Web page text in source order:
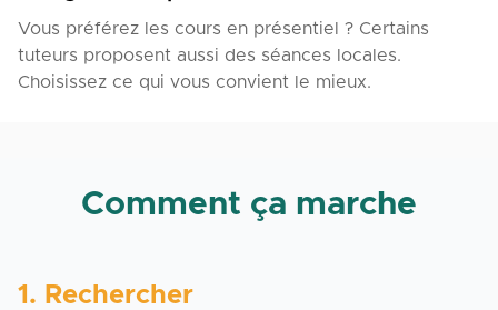
Vous préférez les cours en présentiel ? Certains
tuteurs proposent aussi des séances locales.
Choisissez ce qui vous convient le mieux.
Comment ça marche
1. Rechercher